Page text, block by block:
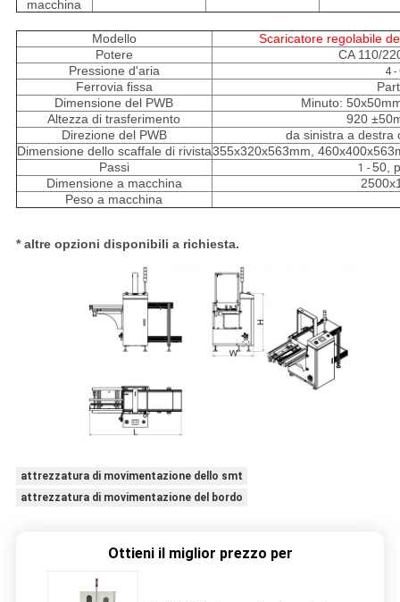
macchina
Modello
Scaricatore regolabile
Potere
CA 110/
Pressione d'aria
4 -
Ferrovia fissa
Dimensione del PWB
Minuto:
Altezza di trasferimento
920
Direzione del PWB
da sinistra a destra
Dimensione dello scaffale di rivista355x320x563mm,
Passi
1 -50,
Dimensione a macchina
Peso a macchina
* altre opzioni disponibili a richiesta.
attrezzatura di movimentazione dello smt
attrezzatura di movimentazione del bordo
Ottieni il miglior prezzo per